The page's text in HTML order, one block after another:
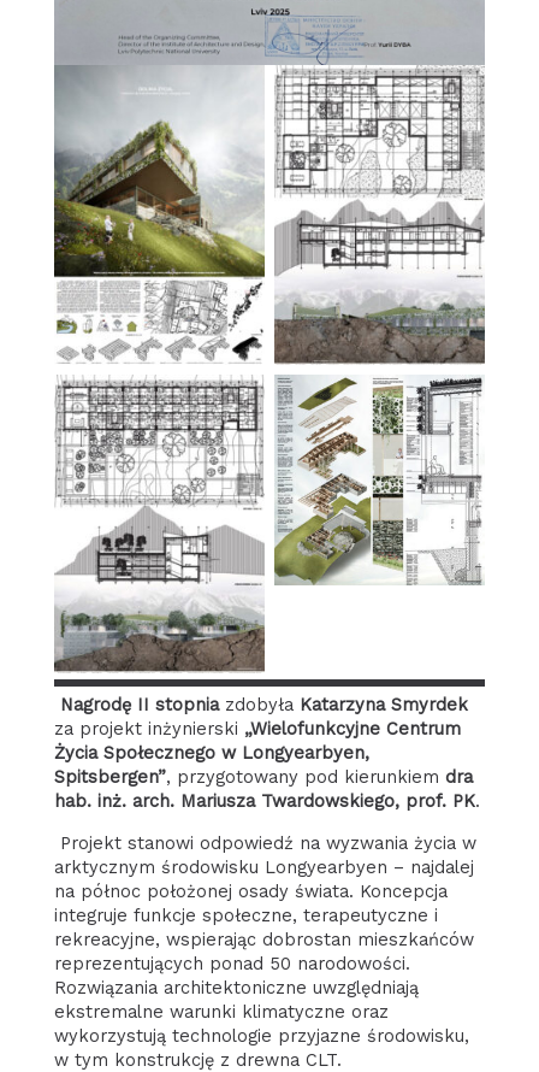
Nagrodę II stopniazdobyła Katarzyna Smyrdek
za projekt inżynierski „Wielofunkcyjne Centrum
Życia Społecznego w Longyearbyen,
Spitsbergen”, przygotowany pod kierunkiem dra
hab. inż. arch. Mariusza Twardowskiego, prof. PK.
Projekt stanowi odpowiedź na wyzwania życia w
arktycznym środowisku Longyearbyen – najdalej
na północ położonej osady świata. Koncepcja
integruje funkcje społeczne, terapeutyczne i
rekreacyjne, wspierając dobrostan mieszkańców
reprezentujących ponad 50 narodowości.
Rozwiązania architektoniczne uwzględniają
ekstremalne warunki klimatyczne oraz
wykorzystują technologie przyjazne środowisku,
w tym konstrukcję z drewna CLT.